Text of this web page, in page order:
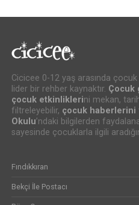
Cicicee 0-12 yaş arasında
lider bir rehber kaynaktır. Çocuk
çocuk etkinliklerini mekan,
filtreleyebilir, çocuk haberlerini
Okulu’ndaki bilgilerden
sayesinde çocuklarla ilgili
Fındıkkıran
Bekçi İle Postacı